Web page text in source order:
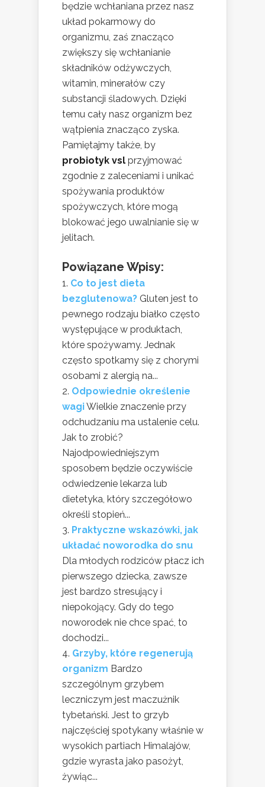
będzie wchłaniana przez nasz
układ pokarmowy do
organizmu, zaś znacząco
zwiększy się wchłanianie
składników odżywczych,
witamin, minerałów czy
substancji śladowych. Dzięki
temu cały nasz organizm bez
wątpienia znacząco zyska.
Pamiętajmy także, by
probiotyk vsl przyjmować
zgodnie z zaleceniami i unikać
spożywania produktów
spożywczych, które mogą
blokować jego uwalnianie się w
jelitach.
Powiązane Wpisy:
Co to jest dieta
bezglutenowa? Gluten jest to
pewnego rodzaju białko często
występujące w produktach,
które spożywamy. Jednak
często spotkamy się z chorymi
osobami z alergią na...
Odpowiednie określenie
wagiWielkie znaczenie przy
odchudzaniu ma ustalenie celu.
Jak to zrobić?
Najodpowiedniejszym
sposobem będzie oczywiście
odwiedzenie lekarza lub
dietetyka, który szczegółowo
określi stopień...
Praktyczne wskazówki, jak
układać noworodka do snu
Dla młodych rodziców płacz ich
pierwszego dziecka, zawsze
jest bardzo stresujący i
niepokojący. Gdy do tego
noworodek nie chce spać, to
dochodzi...
Grzyby, które regenerują
organizm Bardzo
szczególnym grzybem
leczniczym jest maczużnik
tybetański. Jest to grzyb
najczęściej spotykany właśnie w
wysokich partiach Himalajów,
gdzie wyrasta jako pasożyt,
żywiąc...